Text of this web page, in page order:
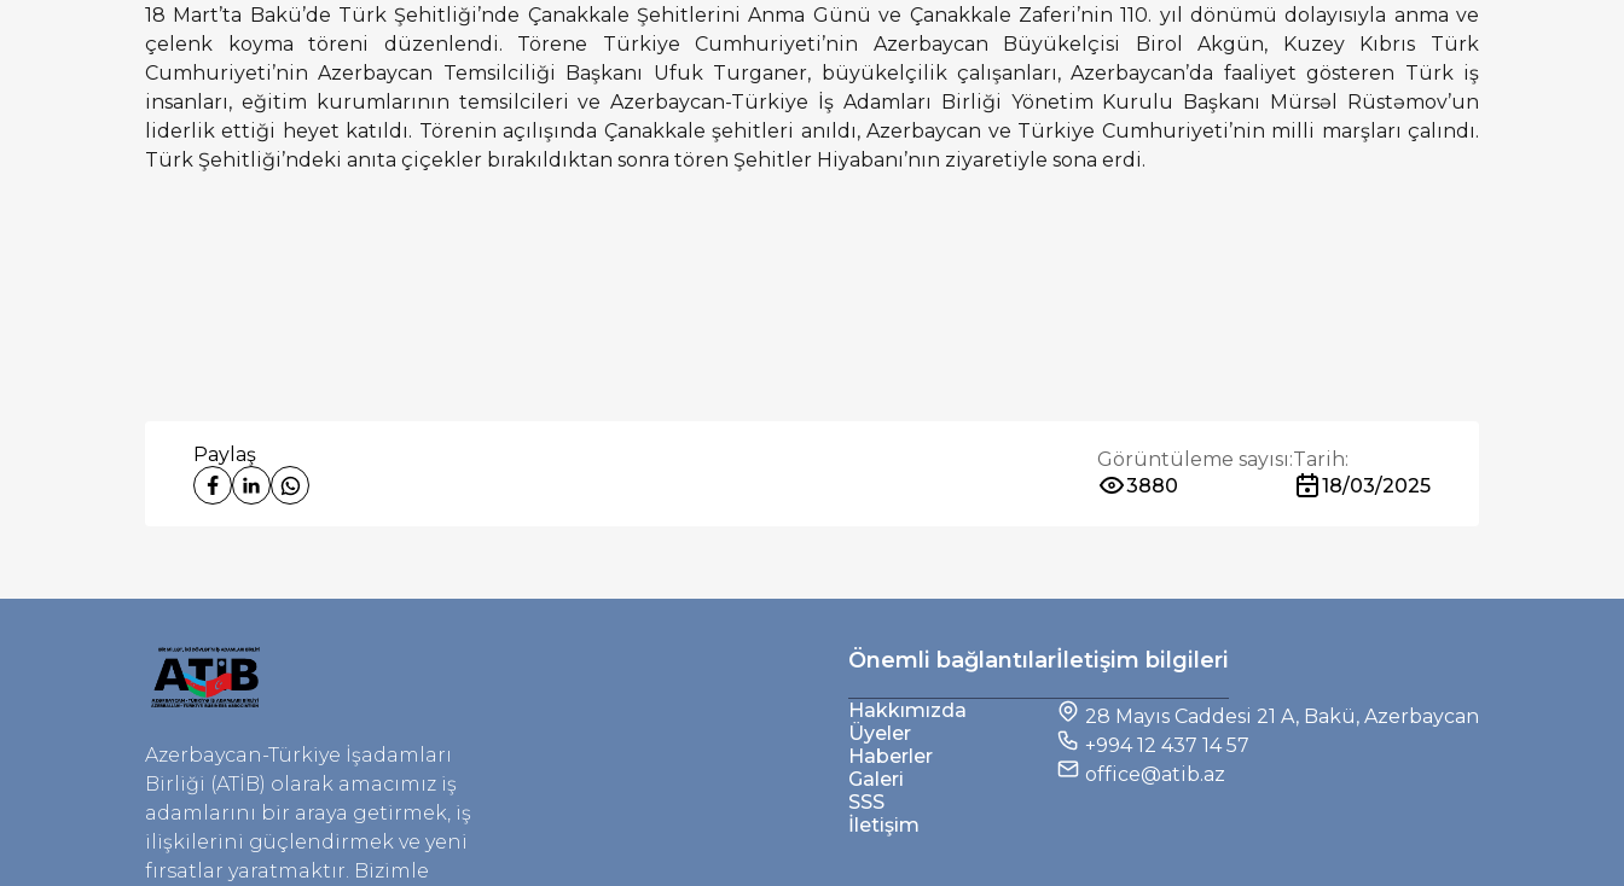
18 Mart’ta Bakü’de Türk Şehitliği’nde Çanakkale Şehitlerini Anma Günü ve Çanakkale Zaferi’nin 110. yıl dönümü dolayısıyla anma ve
çelenk koyma töreni düzenlendi. Törene Türkiye Cumhuriyeti’nin Azerbaycan Büyükelçisi Birol Akgün, Kuzey Kıbrıs Türk
Cumhuriyeti’nin Azerbaycan Temsilciliği Başkanı Ufuk Turganer, büyükelçilik çalışanları, Azerbaycan’da faaliyet gösteren Türk iş
insanları, eğitim kurumlarının temsilcileri ve Azerbaycan-Türkiye İş Adamları Birliği Yönetim Kurulu Başkanı Mürsəl Rüstəmov’un
liderlik ettiği heyet katıldı. Törenin açılışında Çanakkale şehitleri anıldı, Azerbaycan ve Türkiye Cumhuriyeti’nin milli marşları çalındı.
Türk Şehitliği’ndeki anıta çiçekler bırakıldıktan sonra tören Şehitler Hiyabanı’nın ziyaretiyle sona erdi.
Paylaş
Görüntüleme sayısı:
3880
Tarih:
18/03/2025
Azerbaycan-Türkiye İşadamları
Birliği (ATİB) olarak amacımız iş
adamlarını bir araya getirmek, iş
ilişkilerini güçlendirmek ve yeni
fırsatlar yaratmaktır. Bizimle
Önemli bağlantılar
Hakkımızda
Üyeler
Haberler
Galeri
SSS
İletişim
İletişim bilgileri
28 Mayıs Caddesi 21 A, Bakü, Azerbaycan
+994 12 437 14 57
office@atib.az